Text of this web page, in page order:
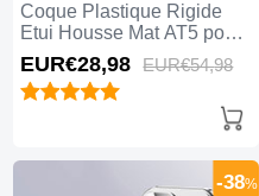
Coque Plastique Rigide
Etui Housse Mat AT5 pour
Apple iPhone 15 Pro Max
Noir
EUR€28,98 EUR€54,98
-38%